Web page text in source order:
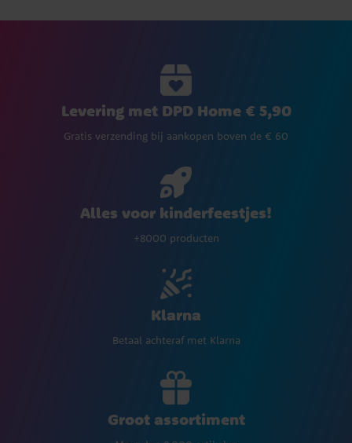
Levering met DPD Home € 5,90
Gratis verzending bij aankopen boven de € 60
Alles voor kinderfeestjes!
+8000 producten
Klarna
Betaal achteraf met Klarna
Groot assortiment